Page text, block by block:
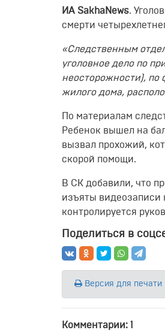
ИА SakhaNews.
смерти
«Следственным
уголовное дело по
неосторожности), по
жилого дома,
По материалам
Ребенок вышел на
вызвал прохожий,
скорой помощи.
В СК добавили, что
изъяты видеозаписи
контролируется
Поделиться в
Версия для печати
Комментарии: 1